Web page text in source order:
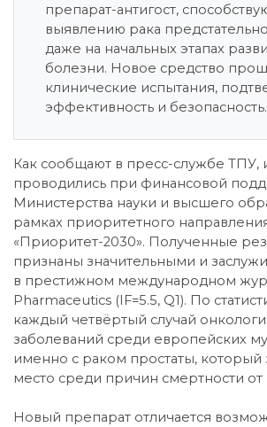
препарат-антигост,
выявлению рака
даже на начальных этапах
болезни. Новое средство
клинические испытания,
эффективность и безопасность.
Как сообщают в пресс-службе ТПУ,
проводились при финансовой
Министерства науки и высшего
рамках приоритетного
«Приоритет-2030». Полученные
признаны значительными и
в престижном международном
Pharmaceutics (IF=5.5, Q1). По
каждый четвёртый случай
заболеваний среди европейских
именно с раком простаты, который
место среди причин смертности от
Новый препарат отличается